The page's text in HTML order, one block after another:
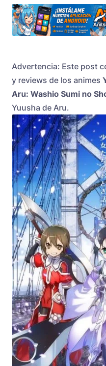
Advertencia: Este post
y reviews de los animes
Aru: Washio Sumi no
Yuusha de Aru.